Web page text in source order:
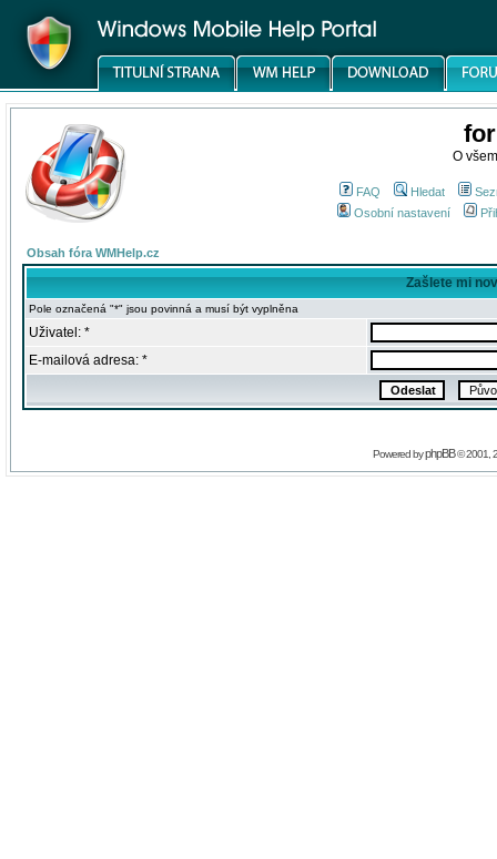
O
FAQ Hledat
Osobní nastavení
Obsah fóra WMHelp.cz
Zašlete mi
Pole označená "*" jsou povinná a musí být vyplněna
Uživatel: *
E-mailová adresa: *
Powered byphpBB© 2001,